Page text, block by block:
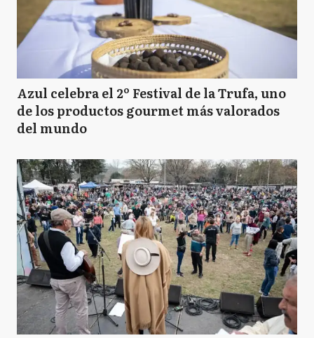
Azul celebra el 2º Festival de la Trufa, uno
de los productos gourmet más valorados
del mundo